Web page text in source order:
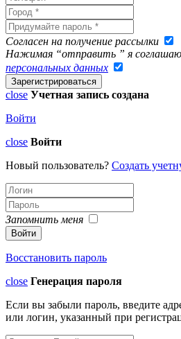
Согласен на получение рассылки
Нажимая “отправить ” я
персональных данных
close Учетная запись создана
Войти
close Войти
Новый пользователь? Создать
Запомнить меня
Восстановить пароль
close Генерация пароля
Если вы забыли пароль, введите
или логин, указанный при